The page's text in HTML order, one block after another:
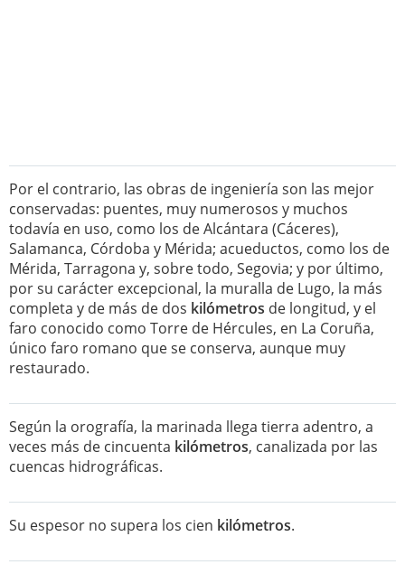
Por el contrario, las obras de ingeniería son las mejor
conservadas: puentes, muy numerosos y muchos
todavía en uso, como los de Alcántara (Cáceres),
Salamanca, Córdoba y Mérida; acueductos, como los de
Mérida, Tarragona y, sobre todo, Segovia; y por último,
por su carácter excepcional, la muralla de Lugo, la más
completa y de más de dos kilómetros de longitud, y el
faro conocido como Torre de Hércules, en La Coruña,
único faro romano que se conserva, aunque muy
restaurado.
Según la orografía, la marinada llega tierra adentro, a
veces más de cincuenta kilómetros, canalizada por las
cuencas hidrográficas.
Su espesor no supera los cien kilómetros.